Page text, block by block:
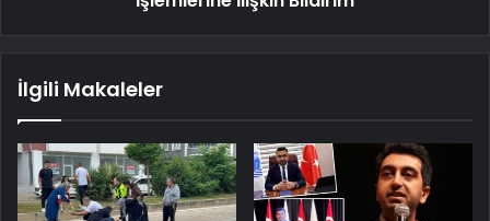
İlgili Makaleler